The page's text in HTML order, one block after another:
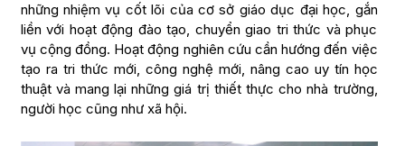
những nhiệm vụ cốt lõi của cơ sở giáo dục đại học, gắn
liền với hoạt động đào tạo, chuyển giao tri thức và phục
vụ cộng đồng. Hoạt động nghiên cứu cần hướng đến việc
tạo ra tri thức mới, công nghệ mới, nâng cao uy tín học
thuật và mang lại những giá trị thiết thực cho nhà trường,
người học cũng như xã hội.